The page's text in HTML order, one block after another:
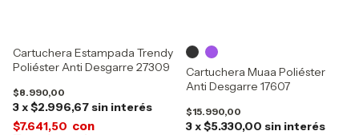
Cartuchera Estampada Trendy
Poliéster Anti Desgarre 27309
$8.990,00
3x$2.996,67 sin interés
$7.641,50 con
Cartuchera Muaa Poliéster
Anti Desgarre 17607
$15.990,00
3x$5.330,00 sin interés